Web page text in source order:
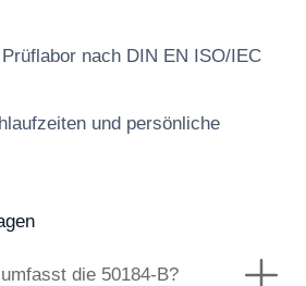
nach DIN EN ISO/IEC
und persönliche
die 50184-B?